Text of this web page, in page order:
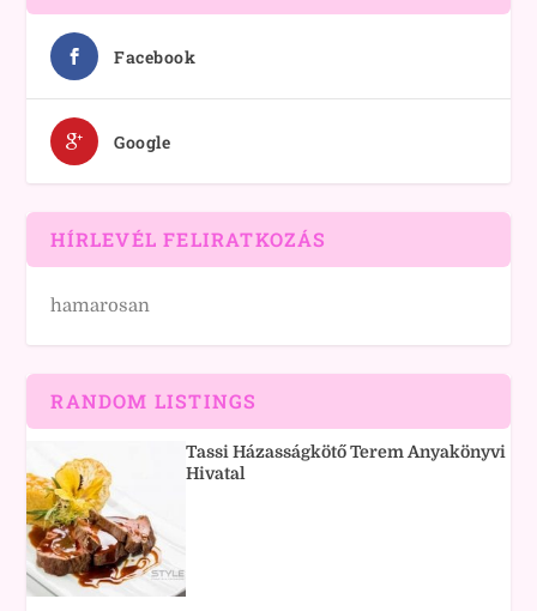
Facebook
Google
HÍRLEVÉL FELIRATKOZÁS
hamarosan
RANDOM LISTINGS
Tassi Házasságkötő Terem Anyakönyvi
Hivatal